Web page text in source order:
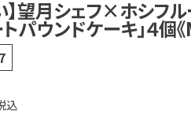
】望月シェフ×ホシフ
パウンドケーキ」４個
込